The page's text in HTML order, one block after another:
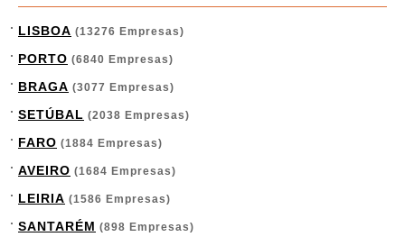
LISBOA (13276 Empresas)
PORTO (6840 Empresas)
BRAGA (3077 Empresas)
SETÚBAL (2038 Empresas)
FARO (1884 Empresas)
AVEIRO (1684 Empresas)
LEIRIA (1586 Empresas)
SANTARÉM (898 Empresas)